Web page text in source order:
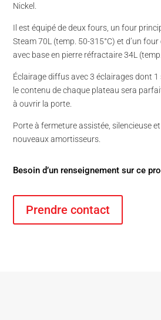
Nickel.
Il est équipé de deux fours, un four
Steam 70L (temp. 50-315°C) et d’un
avec base en pierre réfractaire 34L
Éclairage diffus avec 3 éclairages dont
le contenu de chaque plateau sera
à ouvrir la porte.
Porte à fermeture assistée, silencieuse
nouveaux amortisseurs.
Besoin d’un renseignement sur ce
Prendre contact